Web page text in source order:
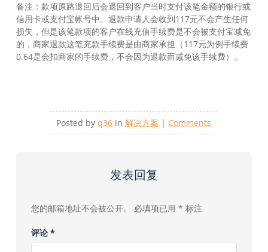
备注：款项原路退回后会退回到客户当时支付该笔金额的银行或
信用卡或支付宝帐号中。退款申请人会收到117元不会产生任何
损失，但是该笔款项的客户在线充值手续费是不会被支付宝减免
的，商家退款这笔充款手续费是由商家承担（117元为例手续费
0.64是会扣商家的手续费，不会因为退款而减免该手续费）。
Posted byq36 in解决方案 | Comments
发表回复
您的邮箱地址不会被公开。 必填项已用 * 标注
评论 *